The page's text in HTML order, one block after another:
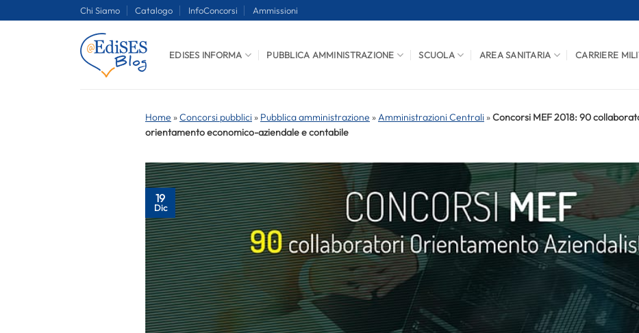
Chi Siamo Catalogo InfoConcorsi Ammissioni
EDISES INFORMA PUBBLICA AMMINISTRAZIONE SCUOLA AREA SANITARIA CARRIERE
Home »Concorsi pubblici » Pubblica amministrazione »Amministrazioni Centrali »Concorsi MEF 2018: 90
orientamento economico-aziendale e contabile
19
Dic